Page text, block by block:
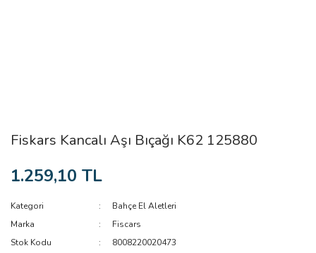
Fiskars Kancalı Aşı Bıçağı K62 125880
1.259,10 TL
Kategori
Bahçe El Aletleri
Marka
Fiscars
Stok Kodu
8008220020473